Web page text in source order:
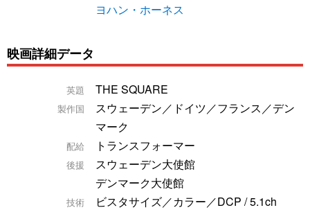
ヨハン・ホーネス
映画詳細データ
英題 THE SQUARE
製作国
スウェーデン／ドイツ／フランス／デン
マーク
配給 トランスフォーマー
後援
スウェーデン大使館
デンマーク大使館
技術
ビスタサイズ／カラー／DCP / 5.1ch